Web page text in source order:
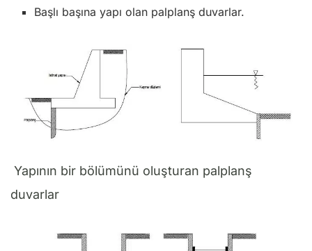
Başlı başına yapı olan palplanş duvarlar.
Yapının bir bölümünü oluşturan palplanş
duvarlar